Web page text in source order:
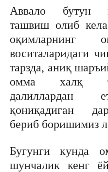
Аввало бутун
ташвиш олиб
оқимларнинг
воситаларидаги
тарзда, аниқ
омма халқ
далиллардан
қониқадиган
бериб боришимиз
Бугунги кунда
шунчалик кенг